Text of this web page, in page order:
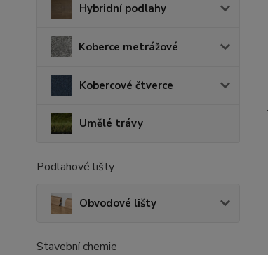
Hybridní podlahy
Koberce metrážové
Kobercové čtverce
Umělé trávy
Podlahové lišty
Obvodové lišty
Stavební chemie